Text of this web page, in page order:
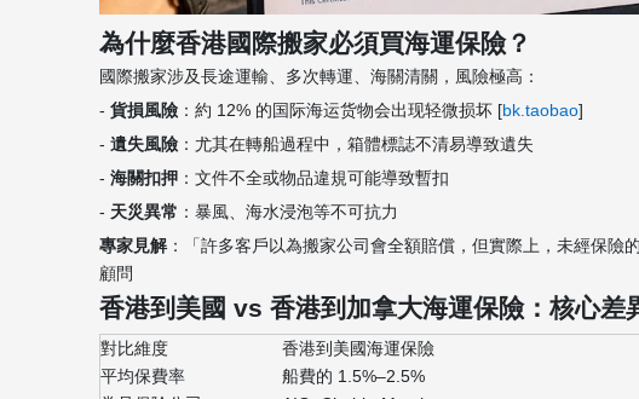
為什麼香港國際搬家必須買海運保險？
國際搬家涉及長途運輸、多次轉運、海關清關，風險極高：
- 貨損風險 ：約 12% 的国际海运货物会出现轻微损坏 [bk.taobao]
- 遺失風險 ：尤其在轉船過程中，箱體標誌不清易導致遺失
- 海關扣押 ：文件不全或物品違規可能導致暫扣
- 天災異常 ：暴風、海水浸泡等不可抗力
專家見解：「許多客戶以為搬家公司會全額賠償，但實際上，未經保
顧問
香港到美國 vs 香港到加拿大海運保險：核心差
對比維度 香港到美國海運保險
平均保費率
船費的 1.5%–2.5%